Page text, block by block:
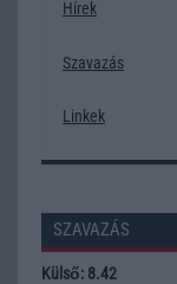
Hírek
Szavazás
Linkek
SZAVAZÁS
Külső: 8.42